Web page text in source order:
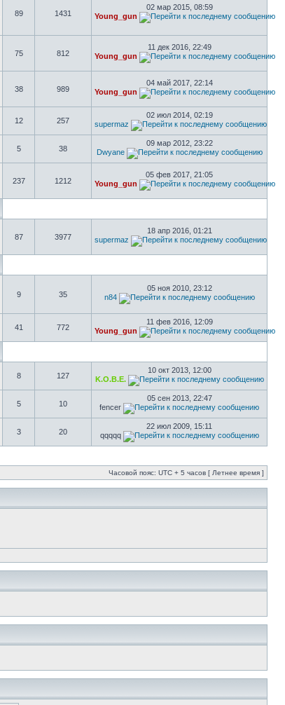
89 1431
02 мар 2015, 08:59
Young_gun
75 812
11 дек 2016, 22:49
Young_gun
38 989
04 май 2017, 22:14
Young_gun
12 257
02 июл 2014, 02:19
supermaz
5 38
09 мар 2012, 23:22
Dwyane
237 1212
05 фев 2017, 21:05
Young_gun
87 3977
18 апр 2016, 01:21
supermaz
9 35
05 ноя 2010, 23:12
n84
41 772
11 фев 2016, 12:09
Young_gun
8 127
10 окт 2013, 12:00
K.O.B.E.
5 10
05 сен 2013, 22:47
fencer
3 20
22 июл 2009, 15:11
qqqqq
Часовой пояс: UTC + 5 часов [ Летнее время ]